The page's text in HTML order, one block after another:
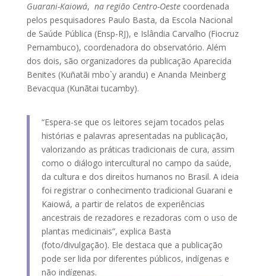
Guarani-Kaiowá, na região Centro-Oestecoordenada
pelos pesquisadores Paulo Basta, da Escola Nacional
de Saúde Pública (Ensp-RJ), e Islândia Carvalho (Fiocruz
Pernambuco), coordenadora do observatório. Além
dos dois, são organizadores da publicação Aparecida
Benites (Kuñatãi mbo`y arandu) e Ananda Meinberg
Bevacqua (Kunãtai tucamby).
“Espera-se que os leitores sejam tocados pelas
histórias e palavras apresentadas na publicação,
valorizando as práticas tradicionais de cura, assim
como o diálogo intercultural no campo da saúde,
da cultura e dos direitos humanos no Brasil. A ideia
foi registrar o conhecimento tradicional Guarani e
Kaiowá, a partir de relatos de experiências
ancestrais de rezadores e rezadoras com o uso de
plantas medicinais”, explica Basta
(foto/divulgação). Ele destaca que a publicação
pode ser lida por diferentes públicos, indígenas e
não indígenas.